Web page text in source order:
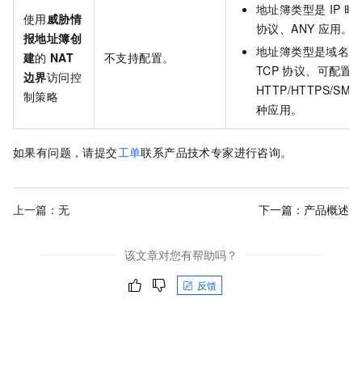
使用威胁情
报地址簿创
建的 NAT
边界访问控
制策略
不支持配置。
地址簿类型是 IP 时
协议、ANY 应用。
地址簿类型是域名
TCP 协议、可配置
HTTP/HTTPS/
种应用。
如果有问题，请提交工单联系产品技术专家进行咨询。
上一篇：无 下一篇： 产品概述
该文章对您有帮助吗？
反馈